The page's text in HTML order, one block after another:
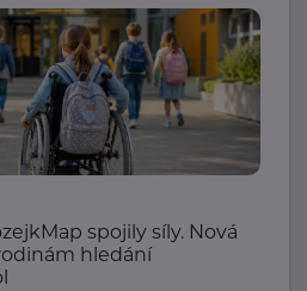
spojily síly. Nová
hledání